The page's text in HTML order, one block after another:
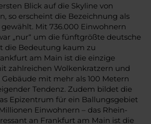
Blick auf die Skyline von
so erscheint die Bezeichnung als
Mit 736.000 Einwohnern
„nur“ um die fünftgrößte deutsche
die Bedeutung kaum zu
am Main ist die einzige
zahlreichen Wolkenkratzern und
mit mehr als 100 Metern
Tendenz. Zudem bildet die
Epizentrum für ein Ballungsgebiet
Einwohnern – das Rhein-
an Frankfurt am Main ist die